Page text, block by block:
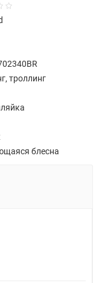
троллинг
блесна